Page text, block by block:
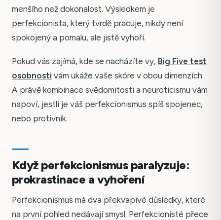
menšího než dokonalost. Výsledkem je
perfekcionista, který tvrdě pracuje, nikdy není
spokojený a pomalu, ale jistě vyhoří.
Pokud vás zajímá, kde se nacházíte vy, Big Five test
osobnosti vám ukáže vaše skóre v obou dimenzích.
A právě kombinace svědomitosti a neuroticismu vám
napoví, jestli je váš perfekcionismus spíš spojenec,
nebo protivník.
Když perfekcionismus paralyzuje:
prokrastinace a vyhoření
Perfekcionismus má dva překvapivé důsledky, které
na první pohled nedávají smysl. Perfekcionisté přece